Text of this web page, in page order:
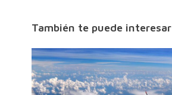
También te puede interesar